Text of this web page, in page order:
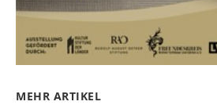
MEHR ARTIKEL